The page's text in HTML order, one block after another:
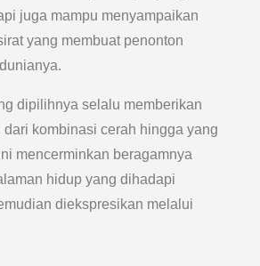
juga mampu menyampaikan
yang membuat penonton
dipilihnya selalu memberikan
dari kombinasi cerah hingga yang
mencerminkan beragamnya
hidup yang dihadapi
diekspresikan melalui